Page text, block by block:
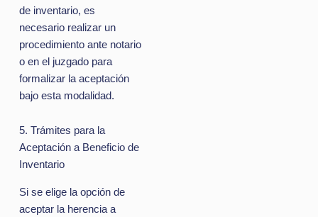
de inventario, es
necesario realizar un
procedimiento ante notario
o en el juzgado para
formalizar la aceptación
bajo esta modalidad.
5. Trámites para la
Aceptación a Beneficio de
Inventario
Si se elige la opción de
aceptar la herencia a